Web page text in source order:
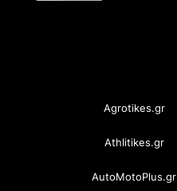
Agrotikes.gr
Athlitikes.gr
AutoMotoPlus.gr